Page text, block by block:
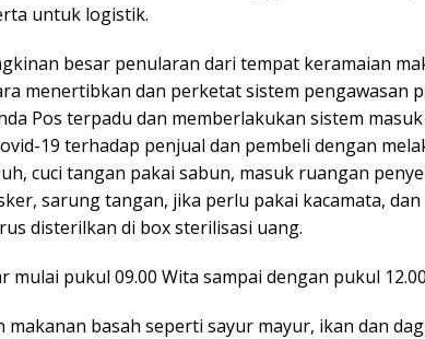
untuk logistik.
besar penularan dari tempat keramaian
menertibkan dan perketat sistem pengawasan
Pos terpadu dan memberlakukan sistem
19 terhadap penjual dan pembeli dengan
cuci tangan pakai sabun, masuk ruangan
sarung tangan, jika perlu pakai kacamata,
disterilkan di box sterilisasi uang.
mulai pukul 09.00 Wita sampai dengan pukul
makanan basah seperti sayur mayur, ikan dan